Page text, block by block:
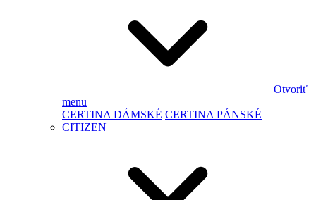
Otvoriť
menu
CERTINA DÁMSKÉ CERTINA PÁNSKÉ
CITIZEN